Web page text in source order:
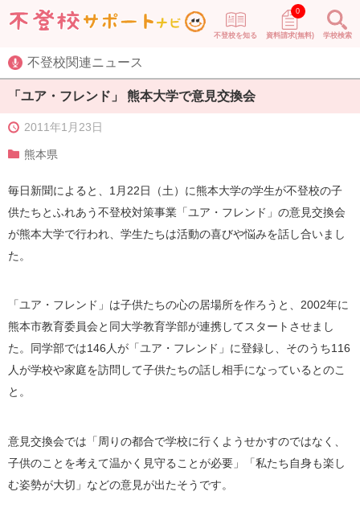
不登校を知る 資料請求(無料)
0
学校検索
不登校関連ニュース
「ユア・フレンド」 熊本大学で意見交換会
2011年1月23日
熊本県
毎日新聞によると、1月22日（土）に熊本大学の学生が不登校の子
供たちとふれあう不登校対策事業「ユア・フレンド」の意見交換会
が熊本大学で行われ、学生たちは活動の喜びや悩みを話し合いまし
た。
「ユア・フレンド」は子供たちの心の居場所を作ろうと、2002年に
熊本市教育委員会と同大学教育学部が連携してスタートさせまし
た。同学部では146人が「ユア・フレンド」に登録し、そのうち116
人が学校や家庭を訪問して子供たちの話し相手になっているとのこ
と。
意見交換会では「周りの都合で学校に行くようせかすのではなく、
子供のことを考えて温かく見守ることが必要」「私たち自身も楽し
む姿勢が大切」などの意見が出たそうです。